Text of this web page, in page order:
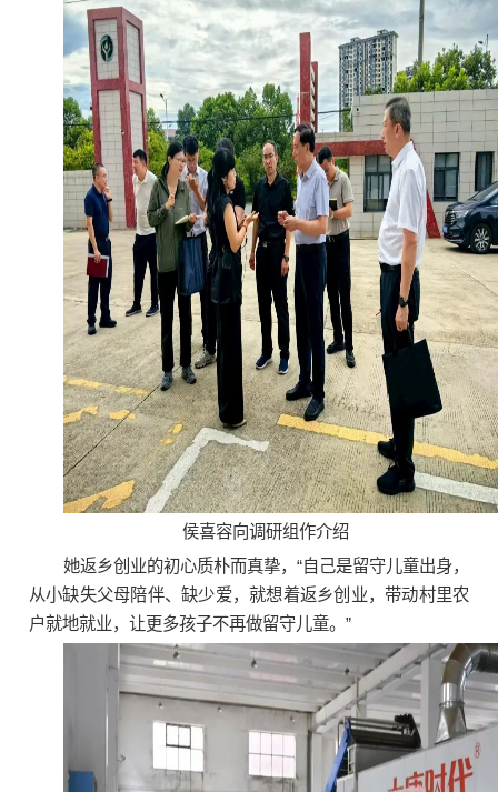
侯喜容向调研组作介绍
她返乡创业的初心质朴而真挚，“自己是留守儿童出身，
从小缺失父母陪伴、缺少爱，就想着返乡创业，带动村里农
户就地就业，让更多孩子不再做留守儿童。”